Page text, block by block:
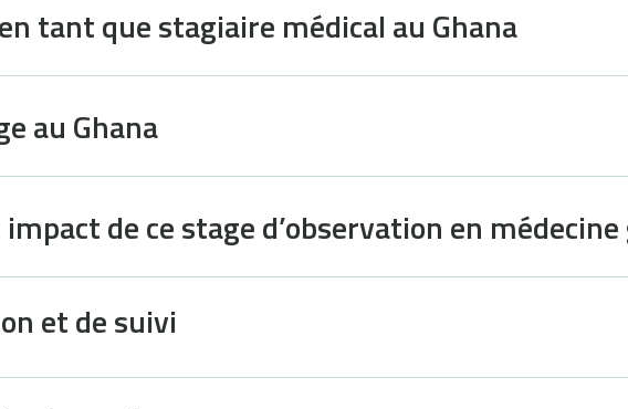
tant que stagiaire médical au Ghana
au Ghana
de ce stage d’observation en
et de suivi